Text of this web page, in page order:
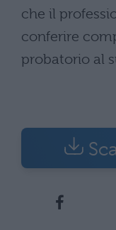
che il
conferire
probatorio al